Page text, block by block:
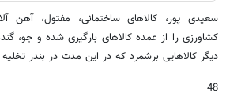
سعیدی پور، کالاهای ساختمانی، مفتول، آهن
کشاورزی را از عمده کالاهای بارگیری شده و جو،
دیگر کالاهایی برشمرد که در این مدت در بندر
48